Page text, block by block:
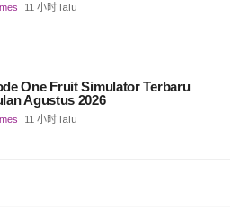
11 小时 lalu
One Fruit Simulator Terbaru
Agustus 2026
11 小时 lalu